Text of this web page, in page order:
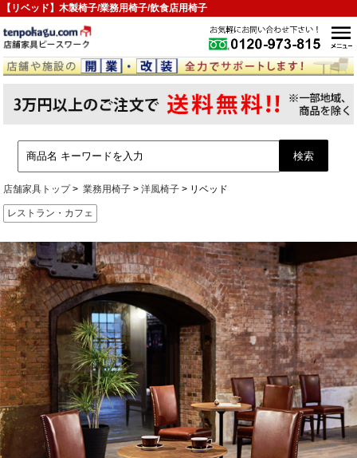
【リベッド】木製椅子/業務用椅子/飲食店用椅子
店舗家具トップ 業務用椅子 洋風椅子 リベッド
レストラン・カフェ